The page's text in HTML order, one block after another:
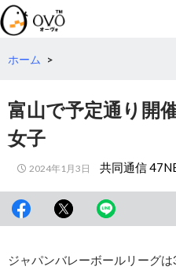
検
索
コ
テ
へ
ホーム >
富山で予定通り開
女子
2024年1月3日 共同通信
ジャパンバレーボールリーグ